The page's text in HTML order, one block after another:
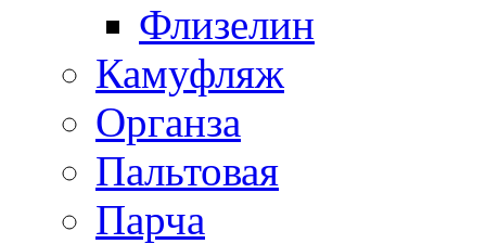
Флизелин
Камуфляж
Органза
Пальтовая
Парча